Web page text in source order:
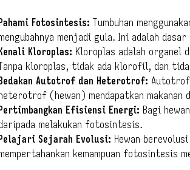
Fotosintesis: Tumbuhan
menjadi gula. Ini adalah
Kloroplas: Kloroplas adalah
kloroplas, tidak ada klorofil, dan
Autotrof dan Heterotrof: Autotrof
(hewan) mendapatkan makanan
Efisiensi Energi: Bagi
melakukan fotosintesis.
Sejarah Evolusi: Hewan
kemampuan fotosintesis